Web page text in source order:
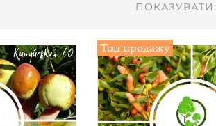
ПОКАЗУВАТИ:
Топ продажу